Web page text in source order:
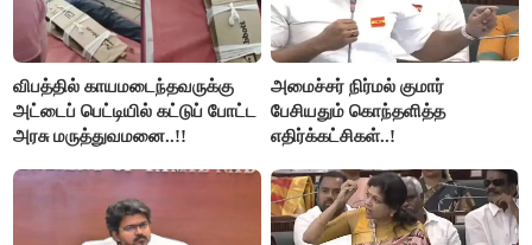
விபத்தில் காயமடைந்தவருக்கு
அட்டைப் பெட்டியில் கட்டுப் போட்ட
அரசு மருத்துவமனை..!!
அமைச்சர் நிர்மல் குமார்
பேசியதும் கொந்தளித்த
எதிர்க்கட்சிகள்..!